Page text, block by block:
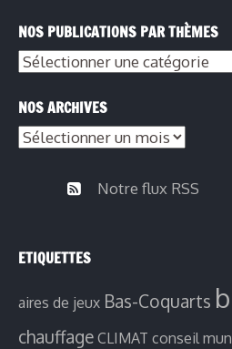
NOS PUBLICATIONS PAR THÈMES
Nos
par
thèmes
NOS ARCHIVES
Nos
Notre flux RSS
ETIQUETTES
aires de jeux Bas-Coquarts
chauffage CLIMAT conseil